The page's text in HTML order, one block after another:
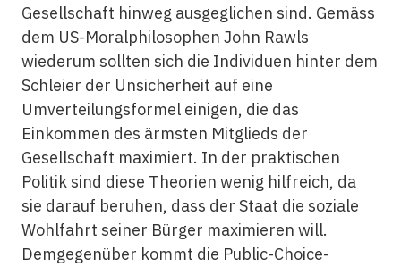
Gesellschaft hinweg ausgeglichen sind. Gemäss
dem US-Moralphilosophen John ­Rawls
wiederum sollten sich die Individuen hinter dem
Schleier der Unsicherheit auf eine
Umverteilungsformel einigen, die das
Einkommen des ärmsten Mitglieds der
Gesellschaft maximiert. In der praktischen
Politik sind diese Theorien wenig hilfreich, da
sie darauf beruhen, dass der Staat die soziale
Wohlfahrt seiner Bürger maximieren will.
Demgegenüber kommt die Public-­Choice-